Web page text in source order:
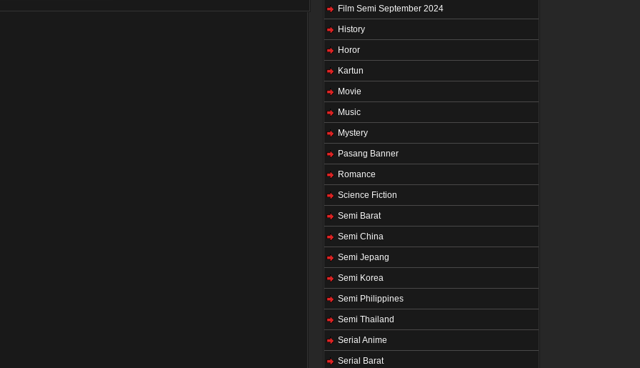
Film Semi September 2024
History
Horor
Kartun
Movie
Music
Mystery
Pasang Banner
Romance
Science Fiction
Semi Barat
Semi China
Semi Jepang
Semi Korea
Semi Philippines
Semi Thailand
Serial Anime
Serial Barat